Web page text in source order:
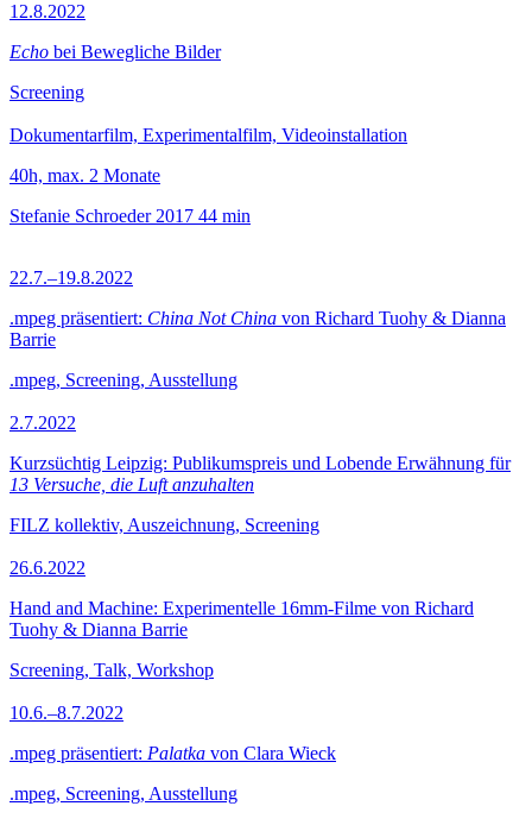
12.8.2022
Echo bei Bewegliche Bilder
Screening
Dokumentarfilm, Experimentalfilm, Videoinstallation
40h, max. 2 Monate
Stefanie Schroeder 2017 44 min
22.7.–19.8.2022
.mpeg präsentiert: China Not China von Richard Tuohy & Dianna
Barrie
.mpeg, Screening, Ausstellung
2.7.2022
Kurzsüchtig Leipzig: Publikumspreis und Lobende Erwähnung für
13 Versuche, die Luft anzuhalten
FILZ kollektiv, Auszeichnung, Screening
26.6.2022
Hand and Machine: Experimentelle 16mm-Filme von Richard
Tuohy & Dianna Barrie
Screening, Talk, Workshop
10.6.–8.7.2022
.mpeg präsentiert: Palatka von Clara Wieck
.mpeg, Screening, Ausstellung